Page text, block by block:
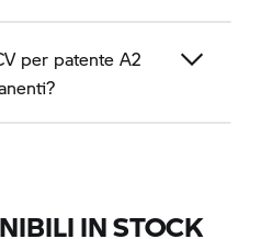
per patente A2
IN STOCK